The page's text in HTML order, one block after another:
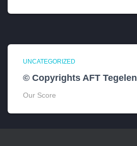
UNCATEGORIZED
© Copyrights AFT Tegelen
Our Score